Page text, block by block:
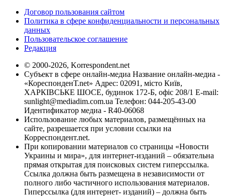
Договор пользования сайтом
Политика в сфере конфиденциальности и персональных
данных
Пользовательское соглашение
Редакция
© 2000-2026, Korrespondent.net
Субъект в сфере онлайн-медиа Название онлайн-медиа -
«КореспонденТ.net» Адрес: 02091, місто Київ,
ХАРКІВСЬКЕ ШОСЕ, будинок 172-Б, офіс 208/1 E-mail:
sunlight@mediadim.com.ua Телефон: 044-205-43-00
Идентификатор медиа - R40-06068
Использование любых материалов, размещённых на
сайте, разрешается при условии ссылки на
Корреспондент.net.
При копировании материалов со страницы «Новости
Украины и мира», для интернет-изданий – обязательна
прямая открытая для поисковых систем гиперссылка.
Ссылка должна быть размещена в независимости от
полного либо частичного использования материалов.
Гиперссылка (для интернет- изданий) – должна быть